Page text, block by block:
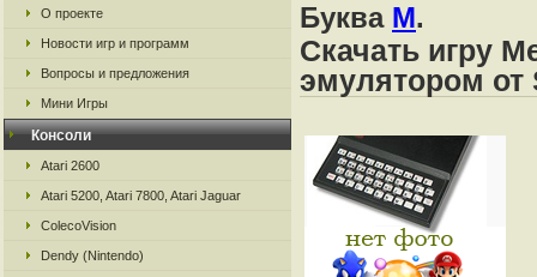
О проекте
Новости игр и программ
Вопросы и предложения
Мини Игры
Консоли
Atari 2600
Atari 5200, Atari 7800, Atari Jaguar
ColecoVision
Dendy (Nintendo)
Буква M.
Скачать игру
эмулятором от